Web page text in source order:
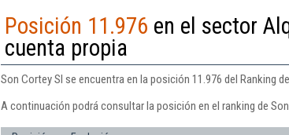
Posición 11.976 en el sector
cuenta propia
Son Cortey Sl se encuentra en la posición 11.976 del Ranking
A continuación podrá consultar la posición en el ranking de